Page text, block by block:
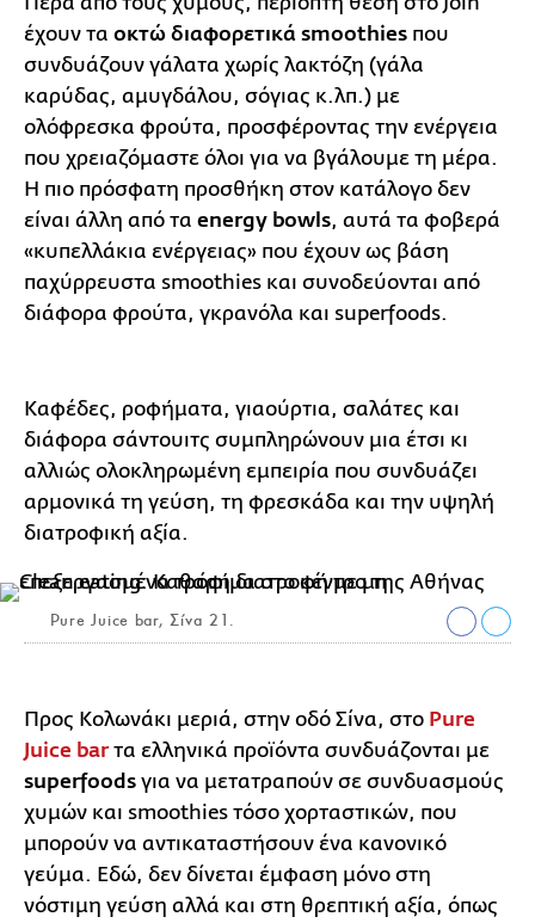
έχουν τα οκτώ διαφορετικά smoothies που
συνδυάζουν γάλατα χωρίς λακτόζη (γάλα
καρύδας, αμυγδάλου, σόγιας κ.λπ.) με
ολόφρεσκα φρούτα, προσφέροντας την ενέργεια
που χρειαζόμαστε όλοι για να βγάλουμε τη μέρα.
Η πιο πρόσφατη προσθήκη στον κατάλογο δεν
είναι άλλη από τα energy bowls, αυτά τα φοβερά
«κυπελλάκια ενέργειας» που έχουν ως βάση
παχύρρευστα smoothies και συνοδεύονται από
διάφορα φρούτα, γκρανόλα και superfoods.
Καφέδες, ροφήματα, γιαούρτια, σαλάτες και
διάφορα σάντουιτς συμπληρώνουν μια έτσι κι
αλλιώς ολοκληρωμένη εμπειρία που συνδυάζει
αρμονικά τη γεύση, τη φρεσκάδα και την υψηλή
διατροφική αξία.
Pure Juice bar, Σίνα 21.
Προς Κολωνάκι μεριά, στην οδό Σίνα, στο Pure
Juice barτα ελληνικά προϊόντα συνδυάζονται με
superfoods για να μετατραπούν σε συνδυασμούς
χυμών και smoothies τόσο χορταστικών, που
μπορούν να αντικαταστήσουν ένα κανονικό
γεύμα. Εδώ, δεν δίνεται έμφαση μόνο στη
νόστιμη γεύση αλλά και στη θρεπτική αξία, όπως